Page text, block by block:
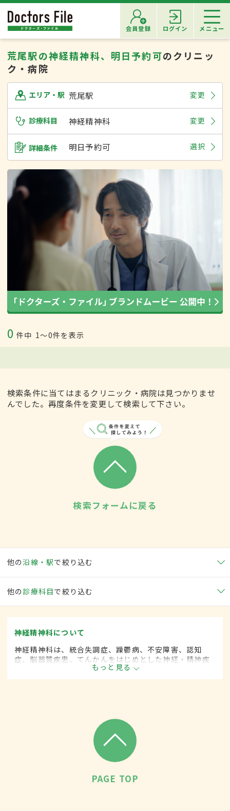
会員登録 ログイン メニュー
荒尾駅の神経精神科、明日予約可のクリニッ
ク・病院
エリア・駅 荒尾駅 変更
診療科目 神経精神科 変更
詳細条件 明日予約可 選択
0 件中 1〜0件を表示
検索条件に当てはまるクリニック・病院は見つかりませ
んでした。再度条件を変更して検索して下さい。
検索フォームに戻る
他の沿線・駅で絞り込む
他の 診療科目で絞り込む
神経精神科について
神経精神科は、統合失調症、躁鬱病、不安障害、認知
症、脳器質疾患、てんかんをはじめとした神経・精神疾
患を専門的に取り扱います。
もっと見る
PAGE TOP